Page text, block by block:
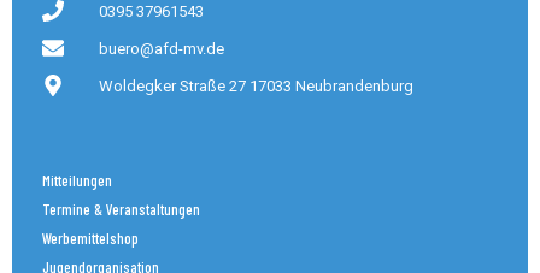
0395 37961543
buero@afd-mv.de
Woldegker Straße 27 17033 Neubrandenburg
Mitteilungen
Termine & Veranstaltungen
Werbemittelshop
Jugendorganisation